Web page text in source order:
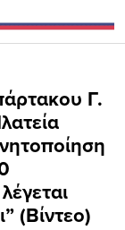
Γ.
(Βίντεο)